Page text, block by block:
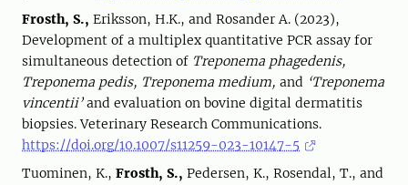
Frosth, S., Eriksson, H.K., and Rosander A. (2023),
Development of a multiplex quantitative PCR assay for
simultaneous detection of Treponema phagedenis,
Treponema pedis, Treponema medium, and ‘Treponema
vincentii’and evaluation on bovine digital dermatitis
biopsies. Veterinary Research Communications.
https://doi.org/10.1007/s11259-023-10147-5
Tuominen, K., Frosth, S., Pedersen, K., Rosendal, T., and